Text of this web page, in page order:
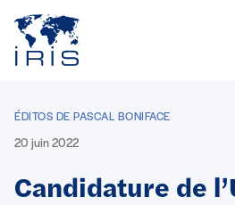
Aller au contenu principal
ÉDITOS DE PASCAL BONIFACE
20 juin 2022
Candidature de